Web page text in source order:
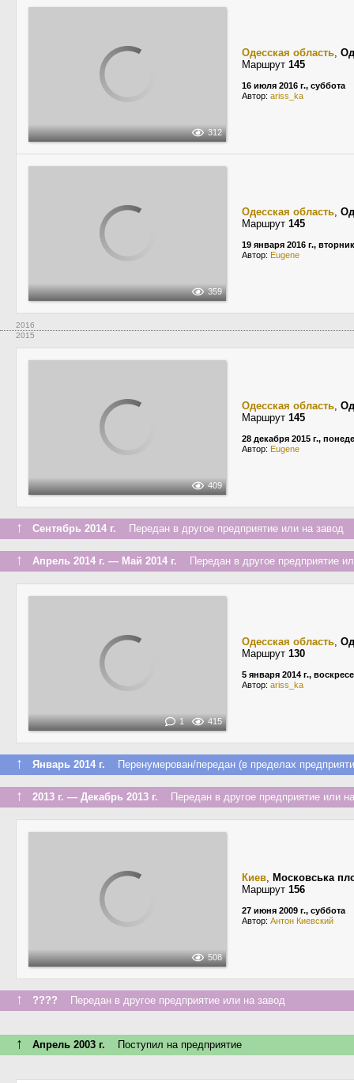
312
Одесская область,
Маршрут 145
16 июля 2016 г., суббота
Автор: ariss_ka
359
Одесская область,
Маршрут 145
19 января 2016 г., вторник
Автор: Eugene
2016
2015
409
Одесская область,
Маршрут 145
28 декабря 2015 г.,
Автор: Eugene
↑ Сентябрь 2014 г. Передан в другое предприятие или на завод
↑ Апрель 2014 г. — Май 2014 г. Передан в другое предприятие
1 415
Одесская область,
Маршрут 130
5 января 2014 г.,
Автор: ariss_ka
↑ Январь 2014 г. Перенумерован/передан (в пределах
↑ 2013 г. — Декабрь 2013 г. Передан в другое предприятие или
508
Киев, Московська
Маршрут 156
27 июня 2009 г., суббота
Автор: Антон Киевский
↑ ???? Передан в другое предприятие или на завод
↑ Апрель 2003 г. Поступил на предприятие